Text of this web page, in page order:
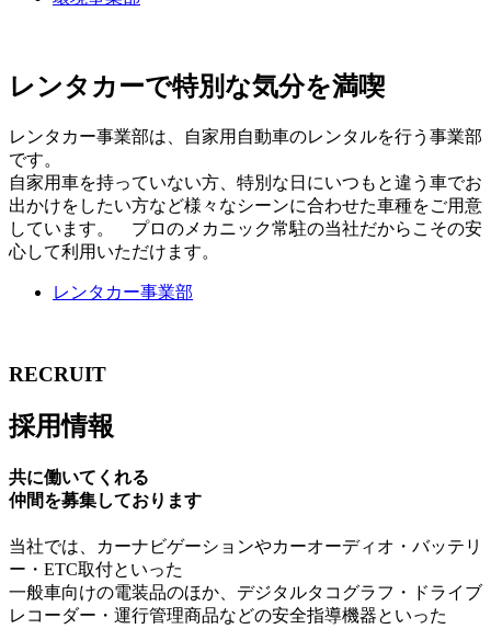
レンタカーで特別な気分を満喫
レンタカー事業部は、自家用自動車のレンタルを行う事業部
です。
自家用車を持っていない方、特別な日にいつもと違う車でお
出かけをしたい方など様々なシーンに合わせた車種をご用意
しています。 プロのメカニック常駐の当社だからこその安
心して利用いただけます。
レンタカー事業部
RECRUIT
採用情報
共に働いてくれる
仲間を募集しております
当社では、カーナビゲーションやカーオーディオ・バッテリ
ー・ETC取付といった
一般車向けの電装品のほか、デジタルタコグラフ・ドライブ
レコーダー・運行管理商品などの安全指導機器といった